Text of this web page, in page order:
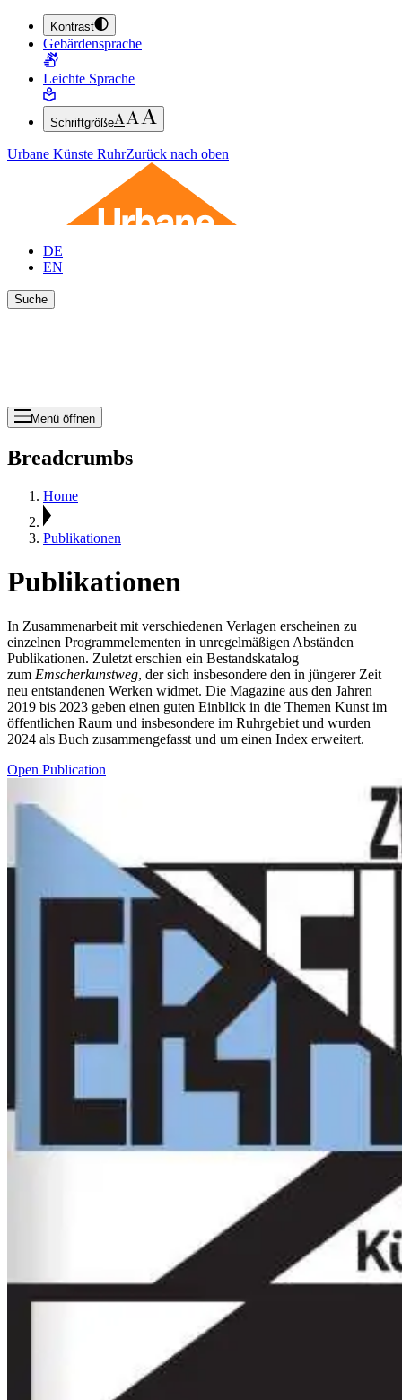
ZUM HAUPTINHALT SPRINGEN (ENTER DRÜCKEN)
ZUM FUSSBEREICH SPRINGEN (ENTER DRÜCKEN)
Kontrast
Gebärdensprache
Leichte Sprache
Schriftgröße
Urbane Künste RuhrZurück nach oben
DE
EN
Suche
Menü öffnen
Breadcrumbs
Home
Publikationen
Publikationen
In Zusammenarbeit mit verschiedenen Verlagen erscheinen zu
einzelnen Programmelementen in unregelmäßigen Abständen
Publikationen. Zuletzt erschien ein Bestandskatalog
zum Emscherkunstweg, der sich insbesondere den in jüngerer Zeit
neu entstandenen Werken widmet. Die Magazine aus den Jahren
2019 bis 2023 geben einen guten Einblick in die Themen Kunst im
öffentlichen Raum und insbesondere im Ruhrgebiet und wurden
2024 als Buch zusammengefasst und um einen Index erweitert.
Open Publication